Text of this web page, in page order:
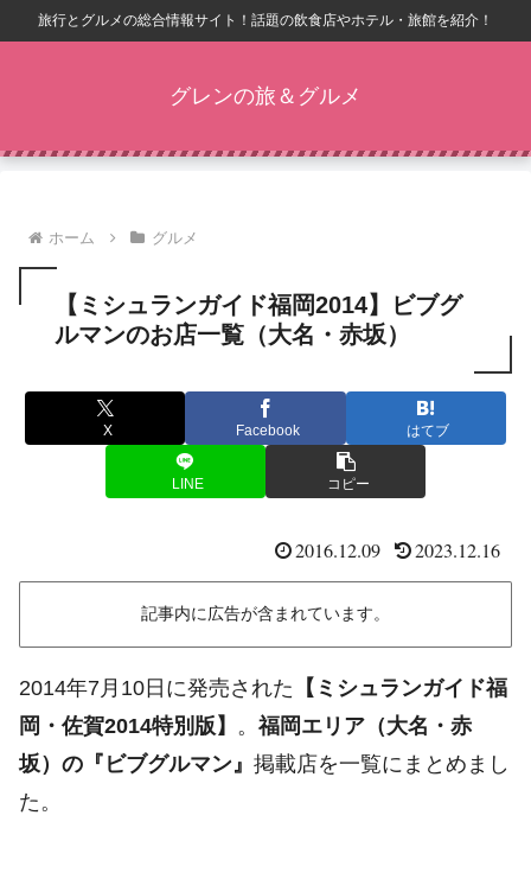
旅行とグルメの総合情報サイト！話題の飲食店やホテル・旅館を紹介！
グレンの旅＆グルメ
ホーム グルメ
【ミシュランガイド福岡2014】ビブグ
ルマンのお店一覧（大名・赤坂）
X Facebook はてブ
LINE コピー
2016.12.09 2023.12.16
記事内に広告が含まれています。
2014年7月10日に発売された 【ミシュランガイド福
岡・佐賀2014特別版】 。 福岡エリア（大名・赤
坂）の『ビブグルマン』 掲載店を一覧にまとめまし
た。